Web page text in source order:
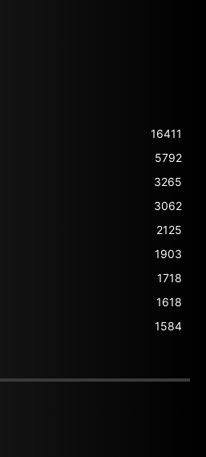
16411
5792
3265
3062
2125
1903
1718
1618
1584